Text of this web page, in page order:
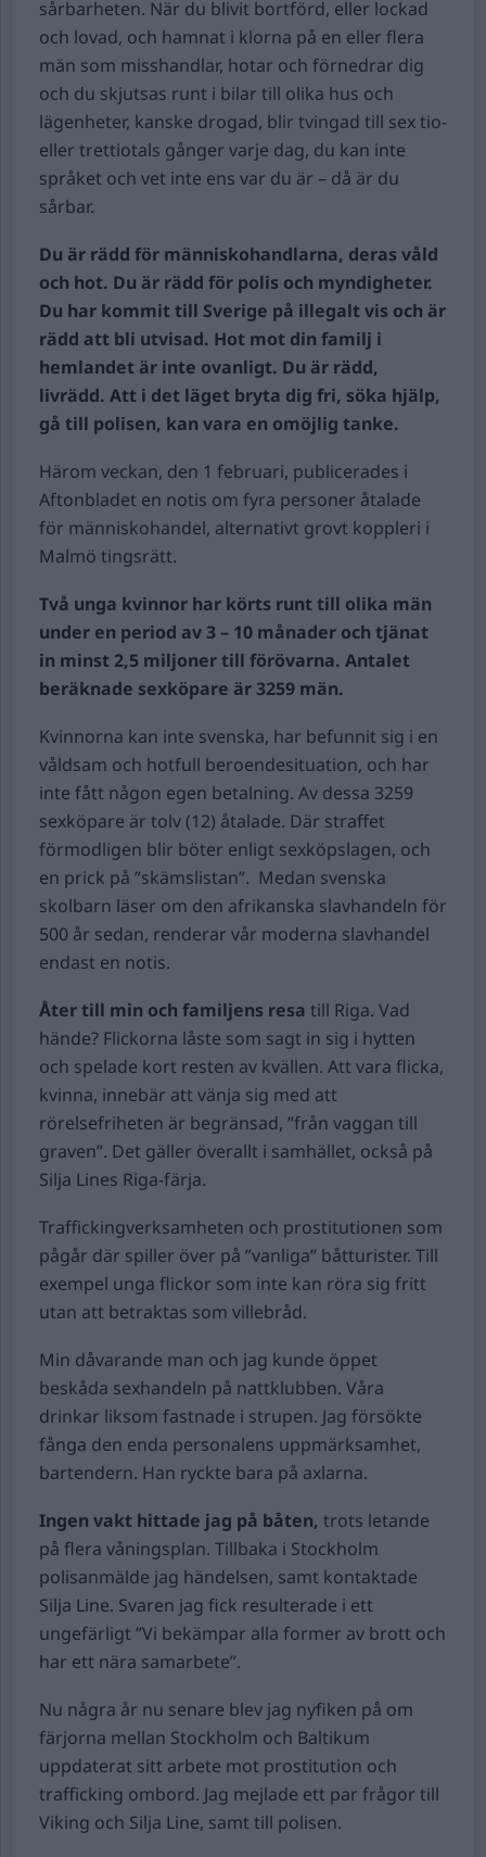
sårbarheten. När du blivit bortförd, eller lockad
och lovad, och hamnat i klorna på en eller flera
män som misshandlar, hotar och förnedrar dig
och du skjutsas runt i bilar till olika hus och
lägenheter, kanske drogad, blir tvingad till sex tio-
eller trettiotals gånger varje dag, du kan inte
språket och vet inte ens var du är – då är du
sårbar.
Du är rädd för människohandlarna, deras våld
och hot. Du är rädd för polis och myndigheter.
Du har kommit till Sverige på illegalt vis och är
rädd att bli utvisad. Hot mot din familj i
hemlandet är inte ovanligt. Du är rädd,
livrädd. Att i det läget bryta dig fri, söka hjälp,
gå till polisen, kan vara en omöjlig tanke.
Härom veckan, den 1 februari, publicerades i
Aftonbladet en notis om fyra personer åtalade
för människohandel, alternativt grovt koppleri i
Malmö tingsrätt.
Två unga kvinnor har körts runt till olika män
under en period av 3 – 10 månader och tjänat
in minst 2,5 miljoner till förövarna. Antalet
beräknade sexköpare är 3259 män.
Kvinnorna kan inte svenska, har befunnit sig i en
våldsam och hotfull beroendesituation, och har
inte fått någon egen betalning. Av dessa 3259
sexköpare är tolv (12) åtalade. Där straffet
förmodligen blir böter enligt sexköpslagen, och
en prick på ”skämslistan”. Medan svenska
skolbarn läser om den afrikanska slavhandeln för
500 år sedan, renderar vår moderna slavhandel
endast en notis.
Åter till min och familjens resa till Riga. Vad
hände? Flickorna låste som sagt in sig i hytten
och spelade kort resten av kvällen. Att vara flicka,
kvinna, innebär att vänja sig med att
rörelsefriheten är begränsad, ”från vaggan till
graven”. Det gäller överallt i samhället, också på
Silja Lines Riga-färja.
Traffickingverksamheten och prostitutionen som
pågår där spiller över på ”vanliga” båtturister. Till
exempel unga flickor som inte kan röra sig fritt
utan att betraktas som villebråd.
Min dåvarande man och jag kunde öppet
beskåda sexhandeln på nattklubben. Våra
drinkar liksom fastnade i strupen. Jag försökte
fånga den enda personalens uppmärksamhet,
bartendern. Han ryckte bara på axlarna.
Ingen vakt hittade jag på båten, trots letande
på flera våningsplan. Tillbaka i Stockholm
polisanmälde jag händelsen, samt kontaktade
Silja Line. Svaren jag fick resulterade i ett
ungefärligt ”Vi bekämpar alla former av brott och
har ett nära samarbete”.
Nu några år nu senare blev jag nyfiken på om
färjorna mellan Stockholm och Baltikum
uppdaterat sitt arbete mot prostitution och
trafficking ombord. Jag mejlade ett par frågor till
Viking och Silja Line, samt till polisen.